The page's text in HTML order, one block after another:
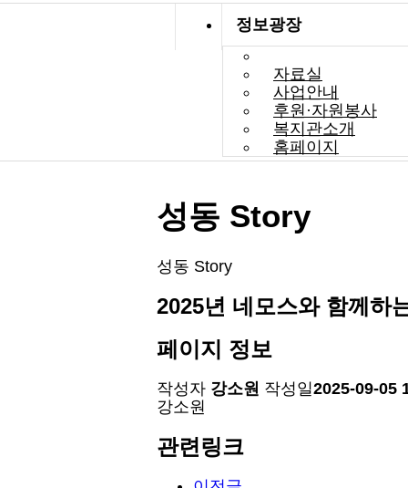
정보광장
자료실
사업안내
후원·자원봉사
복지관소개
홈페이지
성동 Story
성동 Story
2025년 네모스와 함께하
페이지 정보
작성자 강소원 작성일2025-09-05
강소원
관련링크